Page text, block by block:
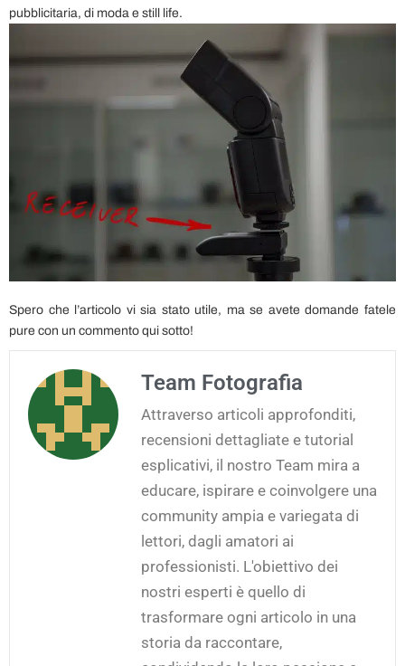
pubblicitaria, di moda e still life.
Spero che l’articolo vi sia stato utile, ma se avete domande fatele
pure con un commento qui sotto!
Team Fotografia
Attraverso articoli approfonditi,
recensioni dettagliate e tutorial
esplicativi, il nostro Team mira a
educare, ispirare e coinvolgere una
community ampia e variegata di
lettori, dagli amatori ai
professionisti. L'obiettivo dei
nostri esperti è quello di
trasformare ogni articolo in una
storia da raccontare,